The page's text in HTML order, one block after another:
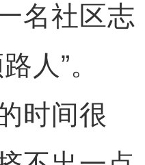
名社区志
人”。
间很